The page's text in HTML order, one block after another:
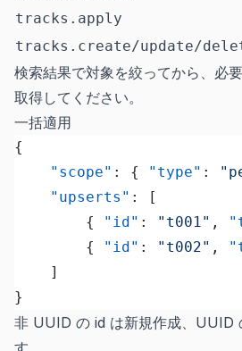
tracks.apply
tracks.create/update/
検索結果で対象を絞ってから、必
取得してください。
一括適用
{
	"scope"
: { "type" :
	"upserts"
: [
		{
"id" : "t001" ,
		{
"id" : "t002" ,
	]
}
非 UUID の id は新規作成、UUID
す。